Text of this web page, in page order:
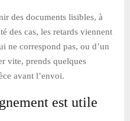
des documents lisibles, à
des cas, les retards viennent
ne correspond pas, ou d’un
vite, prends quelques
avant l’envoi.
est utile